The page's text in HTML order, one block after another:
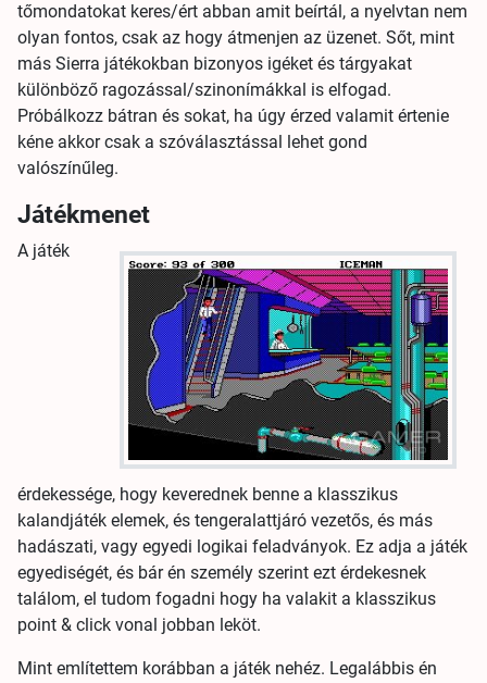
tőmondatokat keres/ért abban amit beírtál, a nyelvtan nem
olyan fontos, csak az hogy átmenjen az üzenet. Sőt, mint
más Sierra játékokban bizonyos igéket és tárgyakat
különböző ragozással/szinonímákkal is elfogad.
Próbálkozz bátran és sokat, ha úgy érzed valamit értenie
kéne akkor csak a szóválasztással lehet gond
valószínűleg.
Játékmenet
A játék
érdekessége, hogy keverednek benne a klasszikus
kalandjáték elemek, és tengeralattjáró vezetős, és más
hadászati, vagy egyedi logikai feladványok. Ez adja a játék
egyediségét, és bár én személy szerint ezt érdekesnek
találom, el tudom fogadni hogy ha valakit a klasszikus
point & click vonal jobban leköt.
Mint említettem korábban a játék nehéz. Legalábbis én